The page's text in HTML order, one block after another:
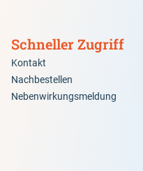
Schneller Zugriff
Kontakt
Nachbestellen
Nebenwirkungsmeldung